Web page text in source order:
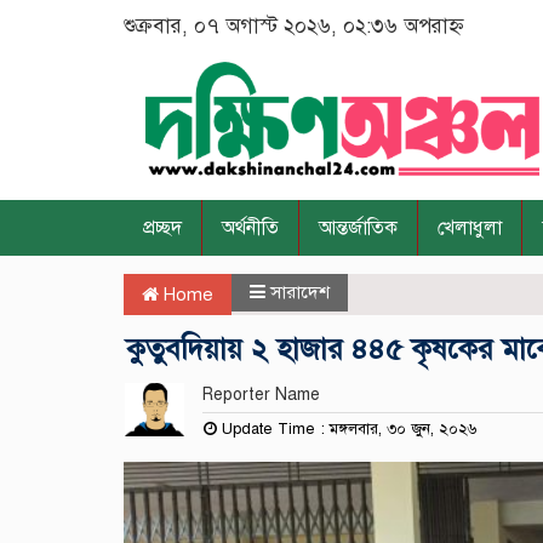
শুক্রবার, ০৭ অগাস্ট ২০২৬, ০২:৩৬ অপরাহ্ন
প্রচ্ছদ অর্থনীতি আন্তর্জাতিক খেলাধুলা
Home সারাদেশ
‎কুতুবদিয়ায় ২ হাজার ৪৪৫ কৃষকের
Reporter Name
Update Time : মঙ্গলবার, ৩০ জুন, ২০২৬